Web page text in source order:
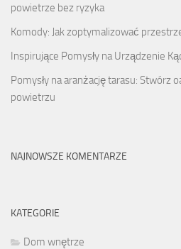
powietrze bez ryzyka
Komody: Jak zoptymalizować
Inspirujące Pomysły na Urządzenie
Pomysły na aranżację tarasu: Stwórz
powietrzu
NAJNOWSZE KOMENTARZE
KATEGORIE
Dom wnętrze